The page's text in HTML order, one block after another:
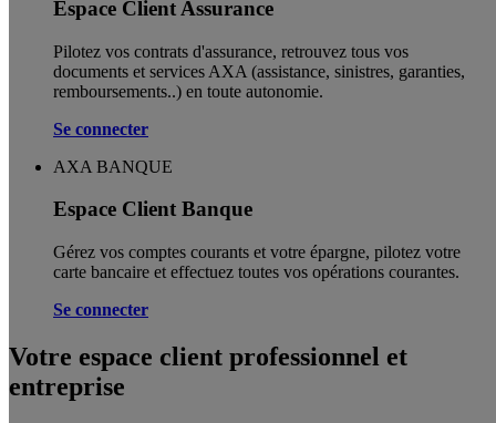
Espace Client Assurance
Pilotez vos contrats d'assurance, retrouvez tous vos
documents et services AXA (assistance, sinistres, garanties,
remboursements..) en toute autonomie. ​
Se connecter
AXA BANQUE
Espace Client Banque
Gérez vos comptes courants et votre épargne, pilotez votre
carte bancaire et effectuez toutes vos opérations courantes.
Se connecter
Votre espace client professionnel et
entreprise